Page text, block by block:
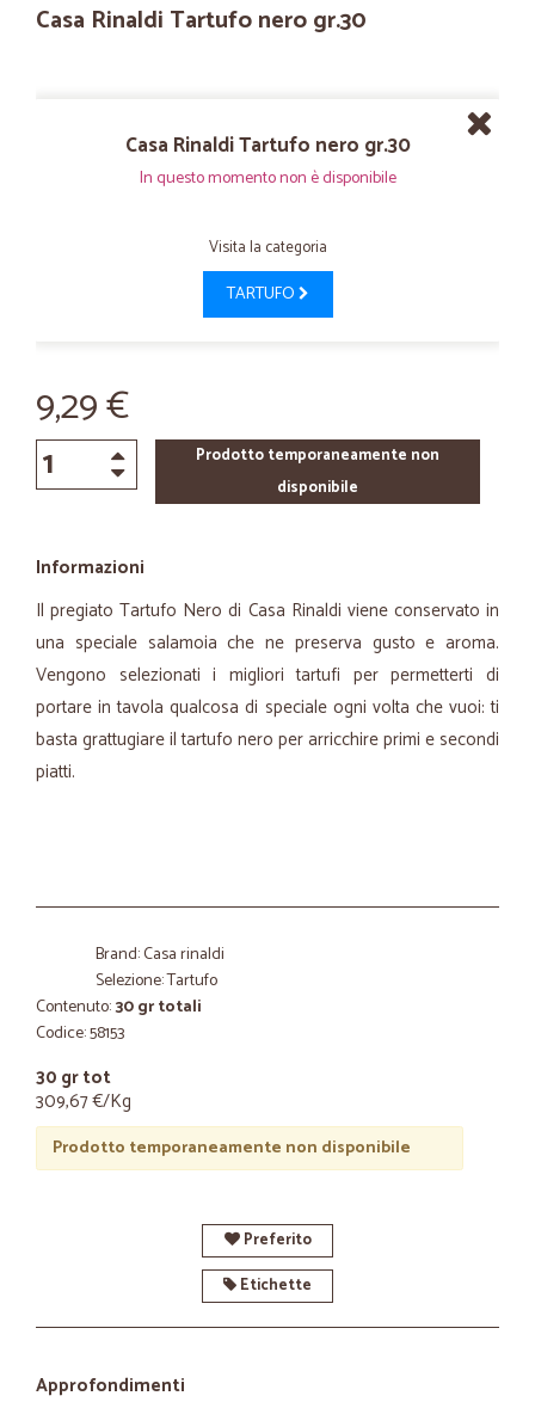
Casa Rinaldi Tartufo nero gr.30
Casa Rinaldi Tartufo nero gr.30
In questo momento non è disponibile
Visita la categoria
TARTUFO
9,29 €
Prodotto temporaneamente non
disponibile
Informazioni
Il pregiato Tartufo Nero di Casa Rinaldi viene conservato in
una speciale salamoia che ne preserva gusto e aroma.
Vengono selezionati i migliori tartufi per permetterti di
portare in tavola qualcosa di speciale ogni volta che vuoi: ti
basta grattugiare il tartufo nero per arricchire primi e secondi
piatti.
Brand: Casa rinaldi
Selezione: Tartufo
Contenuto:30 gr totali
Codice: 58153
30 gr tot
309,67 €/Kg
Prodotto temporaneamente non disponibile
Preferito
Etichette
Approfondimenti